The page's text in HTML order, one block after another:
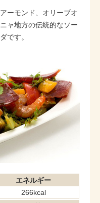
ーモンド、オリーブオ
ャ地方の伝統的なソー
です。
エネルギー
266kcal